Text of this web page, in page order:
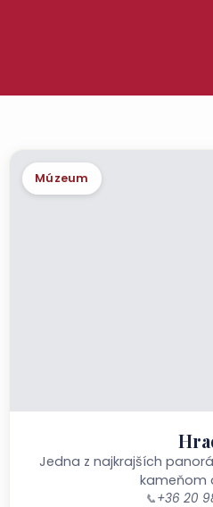
Múzeum
Jedna z najkrajších
kameňom
📞+36 20